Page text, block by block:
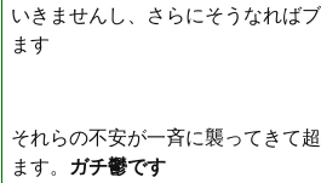
いきませんし、さらにそうなれば
ます
それらの不安が一斉に襲ってきて
ます。 ガチ鬱です